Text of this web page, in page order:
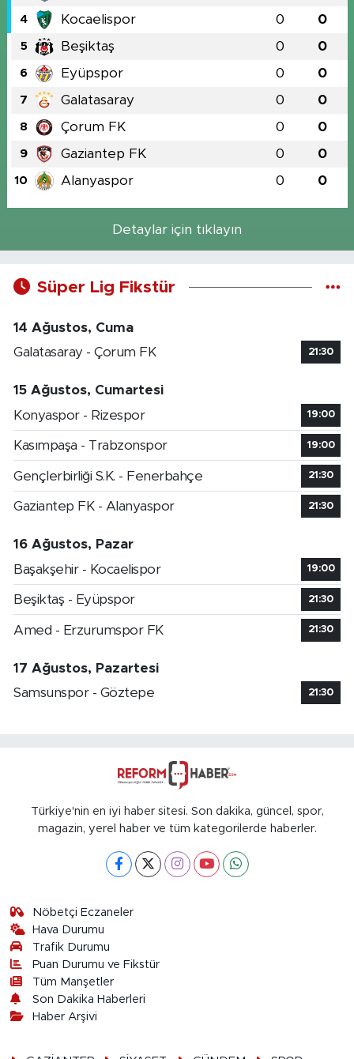
4 Kocaelispor 0 0
5 Beşiktaş 0 0
6 Eyüpspor 0 0
7 Galatasaray 0 0
8 Çorum FK 0 0
9 Gaziantep FK 0 0
10 Alanyaspor 0 0
Detaylar için tıklayın
Süper Lig Fikstür
14 Ağustos, Cuma
Galatasaray - Çorum FK
21:30
15 Ağustos, Cumartesi
Konyaspor - Rizespor
19:00
Kasımpaşa - Trabzonspor 19:00
Gençlerbirliği S.K. - Fenerbahçe 21:30
Gaziantep FK - Alanyaspor 21:30
16 Ağustos, Pazar
Başakşehir - Kocaelispor
19:00
Beşiktaş - Eyüpspor 21:30
Amed - Erzurumspor FK 21:30
17 Ağustos, Pazartesi
Samsunspor - Göztepe
21:30
Türkiye'nin en iyi haber sitesi. Son dakika, güncel, spor,
magazin, yerel haber ve tüm kategorilerde haberler.
Nöbetçi Eczaneler
Hava Durumu
Trafik Durumu
Puan Durumu ve Fikstür
Tüm Manşetler
Son Dakika Haberleri
Haber Arşivi